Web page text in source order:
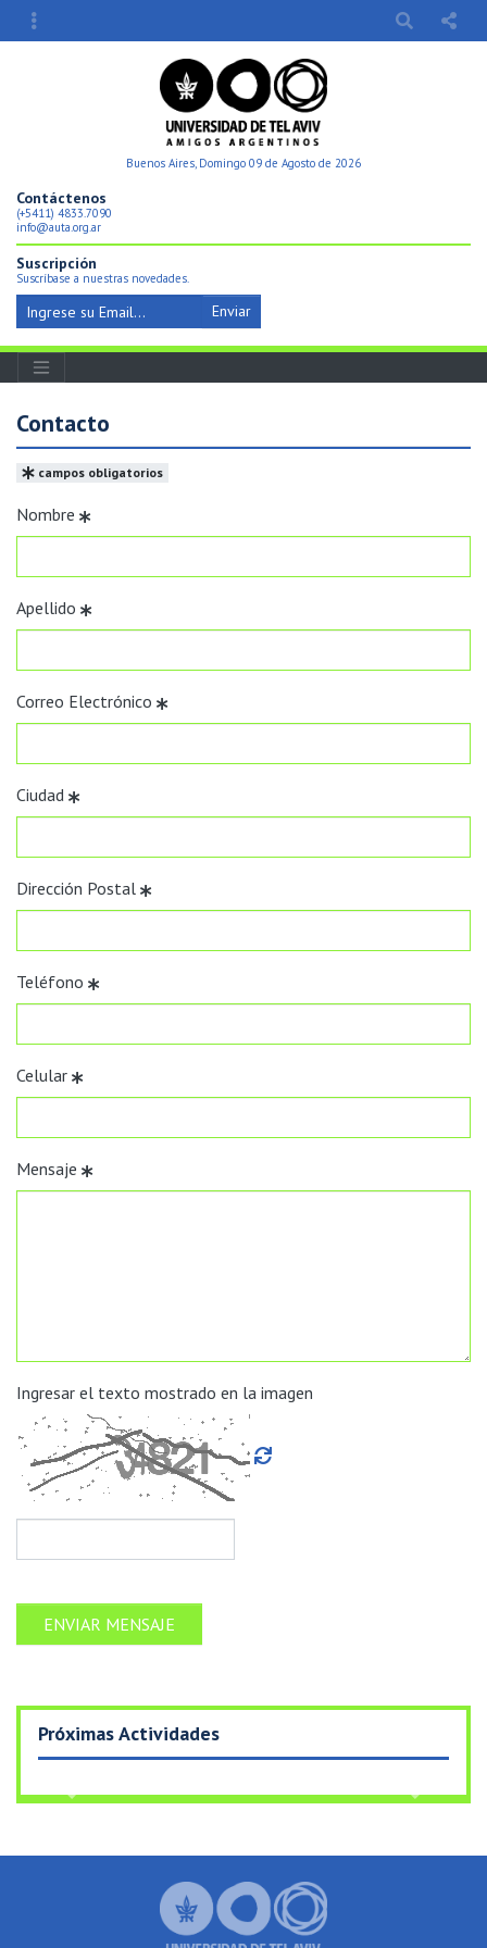
Buenos Aires, Domingo 09 de Agosto de 2026
Contáctenos
(+5411) 4833.7090
info@auta.org.ar
Suscripción
Suscríbase a nuestras novedades.
Enviar
Contacto
campos obligatorios
Nombre
Apellido
Correo Electrónico
Ciudad
Dirección Postal
Teléfono
Celular
Mensaje
Ingresar el texto mostrado en la imagen
Próximas Actividades
Previous Next